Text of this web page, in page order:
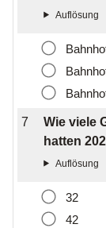
Bahnhof
Bahnhof
Bahnhof
7
Wie viele
hatten
32
42